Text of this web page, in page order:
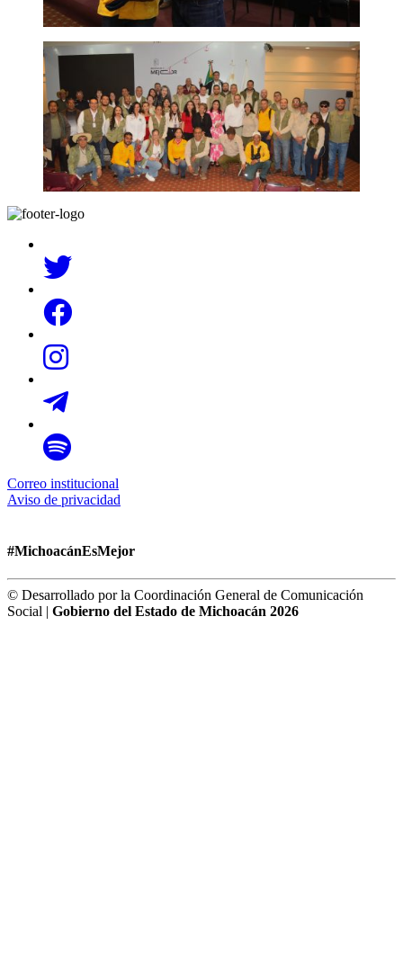
Correo institucional
Aviso de privacidad
#MichoacánEsMejor
© Desarrollado por la Coordinación General de Comunicación
Social | Gobierno del Estado de Michoacán 2026